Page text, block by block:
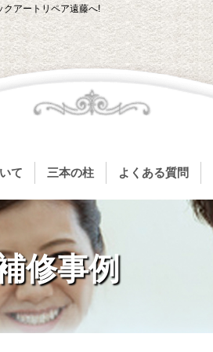
クアートリペア遠藤へ!
て 三本の柱 よくある質問
修事例